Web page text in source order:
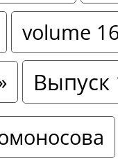
volume
Выпуск